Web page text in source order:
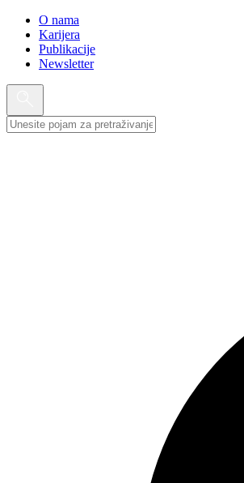
O nama
Karijera
Publikacije
Newsletter